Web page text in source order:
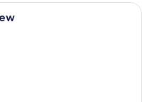
Schreibtisch,